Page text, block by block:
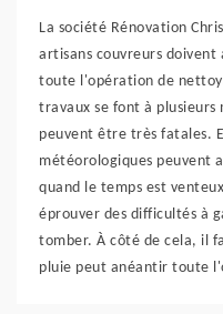
La société Rénovation
artisans couvreurs
toute l'opération de
travaux se font à plusieurs
peuvent être très fatales.
météorologiques peuvent
quand le temps est
éprouver des difficultés à
tomber. À côté de cela, il
pluie peut anéantir toute